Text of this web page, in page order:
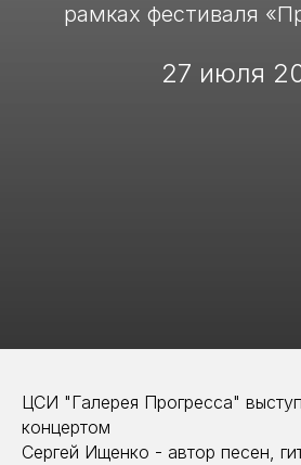
рамках фестиваля
27 июля
ЦСИ "Галерея Прогресса"
концертом
Сергей Ищенко - автор песен,